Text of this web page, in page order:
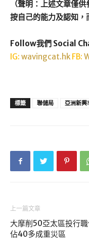
（聲明：上述文章僅
按自己的能力及認知，
Follow我們 Social
IG: wavingcat.hk FB:
標籤 聯儲局 亞洲新興
上一篇文章
大摩削50亞太區投行
佔40多成重災區